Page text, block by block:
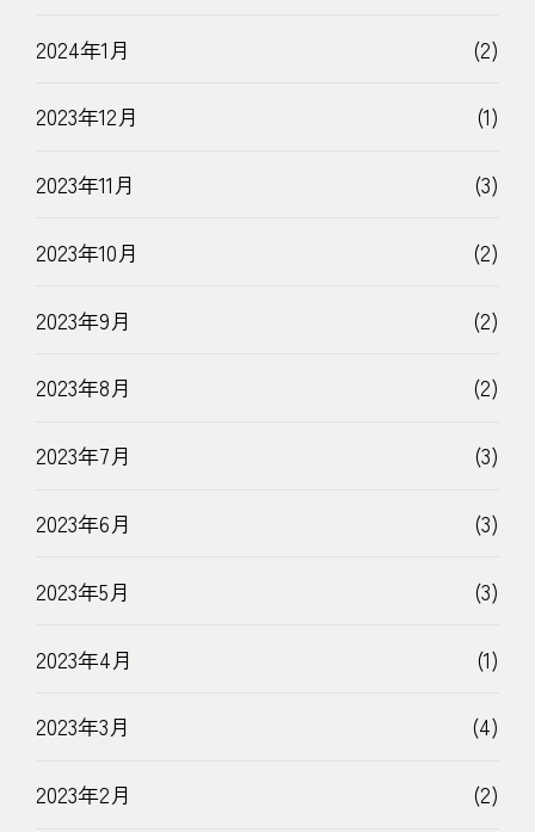
2024年1月 (2)
2023年12月 (1)
2023年11月 (3)
2023年10月 (2)
2023年9月 (2)
2023年8月 (2)
2023年7月 (3)
2023年6月 (3)
2023年5月 (3)
2023年4月 (1)
2023年3月 (4)
2023年2月 (2)